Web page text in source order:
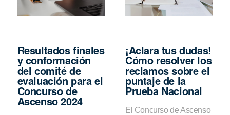
Resultados finales
y conformación
del comité de
evaluación para el
Concurso de
Ascenso 2024
¡Aclara tus dudas!
Cómo resolver los
reclamos sobre el
puntaje de la
Prueba Nacional
El Concurso de Ascenso